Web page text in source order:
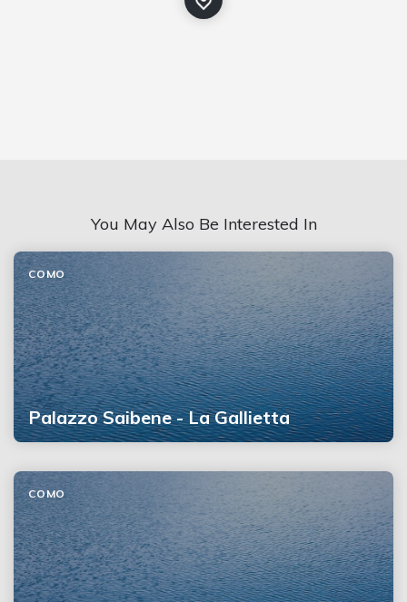
You May Also Be Interested In
Palazzo Saibene - La Gallietta
COMO
COMO